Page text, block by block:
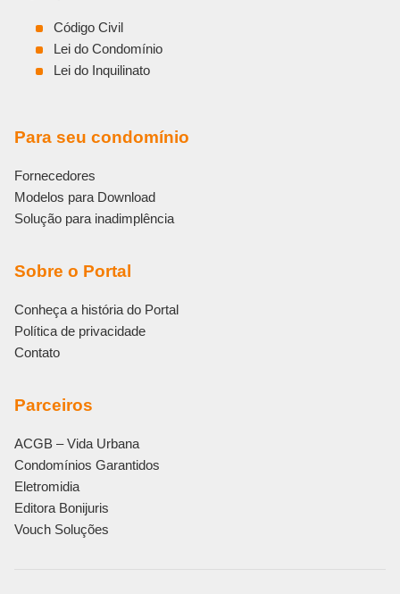
Código Civil
Lei do Condomínio
Lei do Inquilinato
Para seu condomínio
Fornecedores
Modelos para Download
Solução para inadimplência
Sobre o Portal
Conheça a história do Portal
Política de privacidade
Contato
Parceiros
ACGB – Vida Urbana
Condomínios Garantidos
Eletromidia
Editora Bonijuris
Vouch Soluções